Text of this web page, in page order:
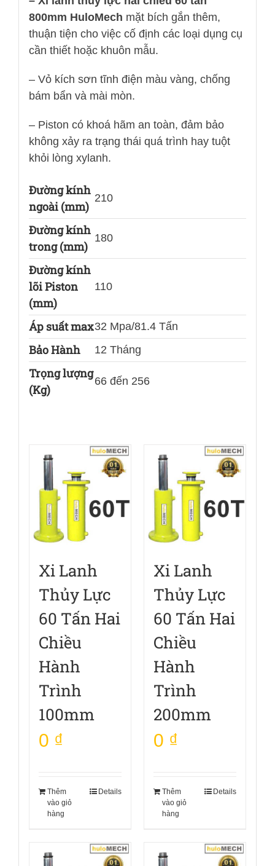
800mm HuloMech mặt bích gắn thêm,
thuận tiện cho việc cố định các loại dụng cụ
cần thiết hoặc khuôn mẫu.
– Vỏ kích sơn tĩnh điện màu vàng, chống
bám bẩn và mài mòn.
– Piston có khoá hãm an toàn, đảm bảo
không xảy ra trạng thái quá trình hay tuột
khỏi lòng xylanh.
Đường kính
ngoài (mm)
210
Đường kính
trong (mm)
180
Đường kính
lõi Piston
(mm)
110
Áp suất max32 Mpa/81.4 Tấn
Bảo Hành 12 Tháng
Trọng lượng
(Kg)
66 đến 256
Xi Lanh
Thủy Lực
60 Tấn Hai
Chiều
Hành
Trình
100mm
0 ₫
Thêm
vào giỏ
hàng
Details
Xi Lanh
Thủy Lực
60 Tấn Hai
Chiều
Hành
Trình
200mm
0 ₫
Thêm
vào giỏ
hàng
Details